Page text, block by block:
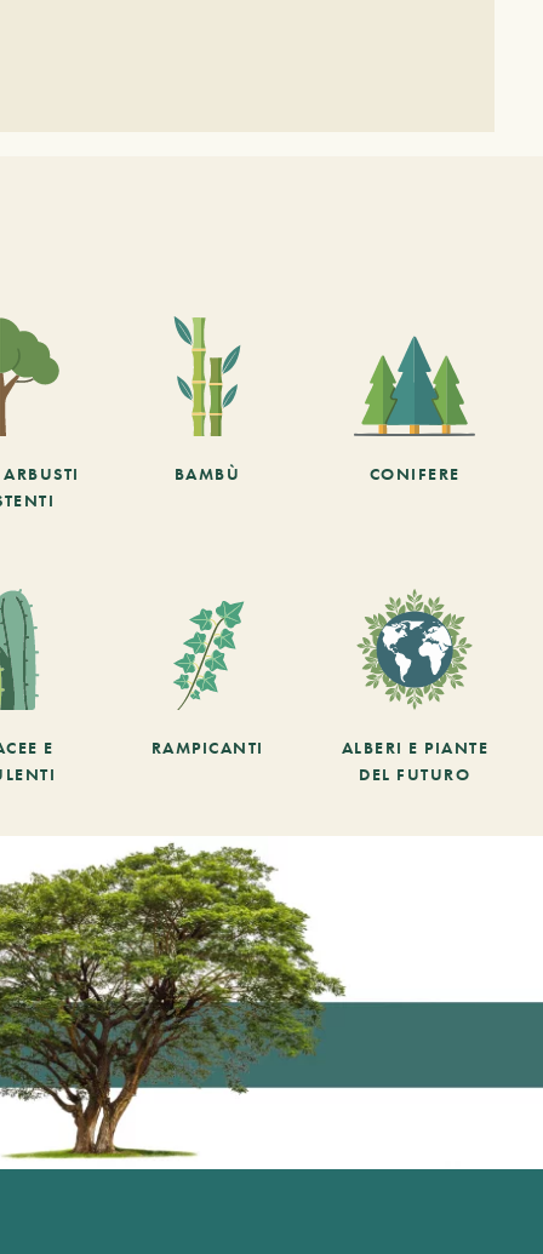
BAMBÙ CONIFERE
E
RAMPICANTI
ALBERI E PIANTE
DEL FUTURO